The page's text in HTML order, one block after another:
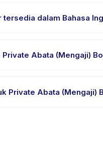
dalam Bahasa
Abata (Mengaji)
Private Abata (Mengaji)